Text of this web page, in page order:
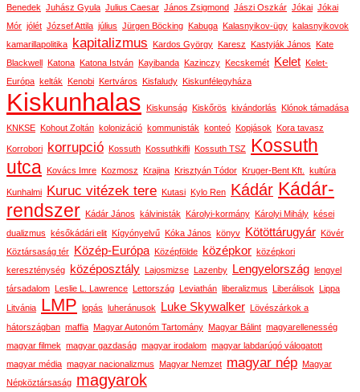
Benedek Juhász Gyula Julius Caesar János Zsigmond Jászi Oszkár Jókai Jókai
Mór jólét József Attila július Jürgen Böcking Kabuga Kalasnyikov-ügy kalasnyikovok
kamarillapolitika kapitalizmus Kardos György Karesz Kastyják János Kate
Blackwell Katona Katona István Kayibanda Kazinczy Kecskemét Kelet Kelet-
Európa kelták Kenobi Kertváros Kisfaludy Kiskunfélegyháza
Kiskunhalas Kiskunság Kiskőrös kivándorlás Klónok támadása
KNKSE Kohout Zoltán kolonizáció kommunisták konteó Kopjások Kora tavasz
Korrobori korrupció Kossuth Kossuthkifli Kossuth TSZ Kossuth
utca Kovács Imre Kozmosz Krajina Krisztyán Tódor Kruger-Bent Kft. kultúra
Kunhalmi Kuruc vitézek tere Kutasi Kylo Ren Kádár Kádár-
rendszer Kádár János kálvinisták Károlyi-kormány Károlyi Mihály kései
dualizmus későkádári elit Kígyónyelvű Kóka János könyv Kötöttárugyár Kövér
Köztársaság tér
Közép-Európa Középfölde középkor középkori
kereszténység
középosztály Lajosmizse Lazenby Lengyelország lengyel
társadalom Leslie L. Lawrence Lettország Leviathán liberalizmus Liberálisok Lippa
Litvánia LMP lopás luheránusok Luke Skywalker Lövészárkok a
hátországban maffia Magyar Autonóm Tartomány Magyar Bálint magyarellenesség
magyar filmek magyar gazdaság magyar irodalom magyar labdarúgó válogatott
magyar média magyar nacionalizmus Magyar Nemzet magyar nép Magyar
Népköztársaság magyarok